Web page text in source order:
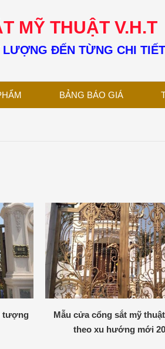
MỸ THUẬT V.H.T
ĐẾN TỪNG CHI TIẾT
BẢNG BÁO GIÁ
tượng
Mẫu cửa cổng sắt mỹ
theo xu hướng mới